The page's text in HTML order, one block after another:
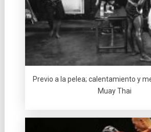
Previo a la pelea; calentamiento y
Muay Thai